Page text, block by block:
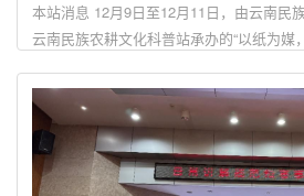
本站消息 12月9日至12月11日，由云南民
云南民族农耕文化科普站承办的“以纸为媒
1000余名师生参与...